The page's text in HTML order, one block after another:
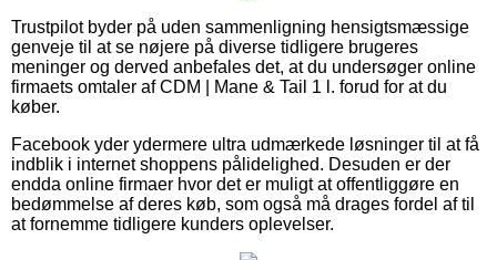
Trustpilot byder på uden sammenligning hensigtsmæssige
genveje til at se nøjere på diverse tidligere brugeres
meninger og derved anbefales det, at du undersøger online
firmaets omtaler af CDM | Mane & Tail 1 l. forud for at du
køber.
Facebook yder ydermere ultra udmærkede løsninger til at få
indblik i internet shoppens pålidelighed. Desuden er der
endda online firmaer hvor det er muligt at offentliggøre en
bedømmelse af deres køb, som også må drages fordel af til
at fornemme tidligere kunders oplevelser.